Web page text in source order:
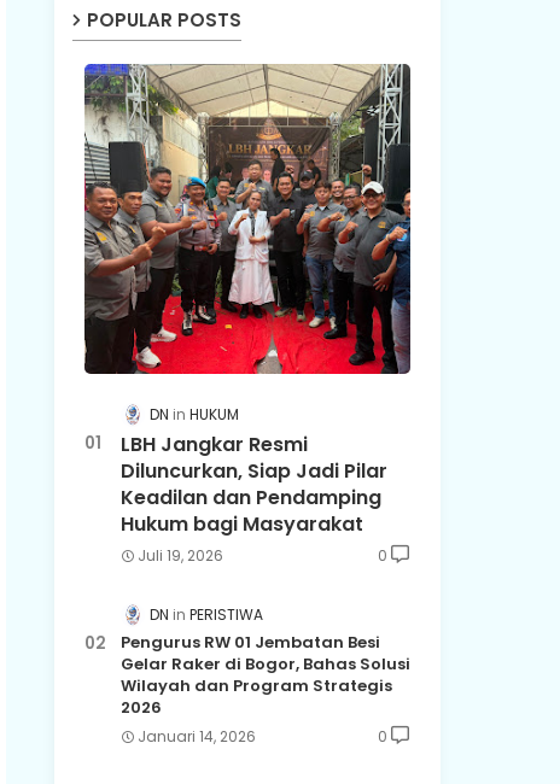
POPULAR POSTS
DN HUKUM
LBH Jangkar Resmi
Diluncurkan, Siap Jadi Pilar
Keadilan dan Pendamping
Hukum bagi Masyarakat
Juli 19, 2026 0
DN PERISTIWA
Pengurus RW 01 Jembatan Besi
Gelar Raker di Bogor, Bahas Solusi
Wilayah dan Program Strategis
2026
Januari 14, 2026 0